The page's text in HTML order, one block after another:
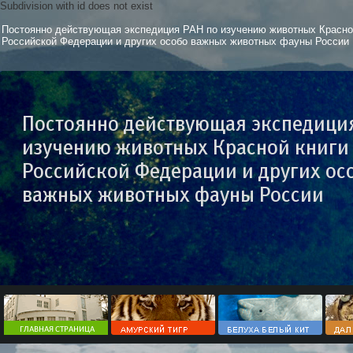
Subdivision with id does not exist
Постоянно действующая экспедиция РАН по изучению животных
Российской Федерации и других особо важных животных фауны России
Постоянно действующая
изучению животных Красной книги
Российской Федерации и других
важных животных фауны России